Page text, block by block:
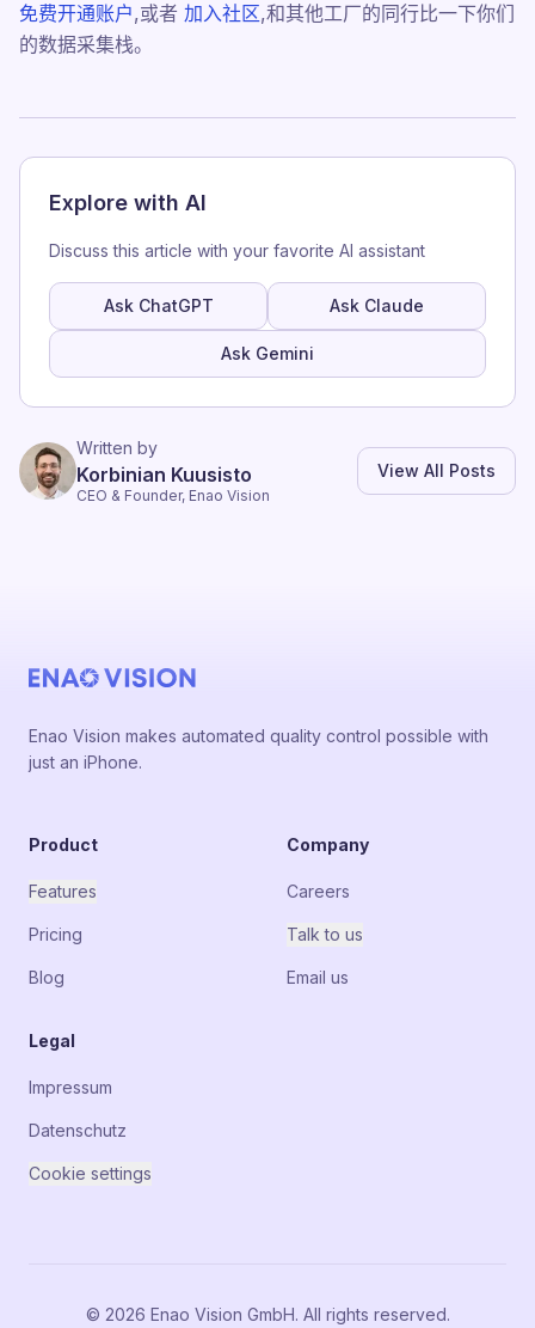
免费开通账户,或者 加入社区,和其他工厂的同行比一下你们
的数据采集栈。
Explore with AI
Discuss this article with your favorite AI assistant
Ask ChatGPT Ask Claude
Ask Gemini
Written by
Korbinian Kuusisto
CEO & Founder, Enao Vision
View All Posts
Enao Vision makes automated quality control possible with
just an iPhone.
Product
Features
Pricing
Blog
Company
Careers
Talk to us
Email us
Legal
Impressum
Datenschutz
Cookie settings
© 2026 Enao Vision GmbH. All rights reserved.